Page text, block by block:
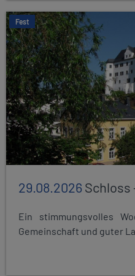
Fest
29.08.2026Schloss
Ein stimmungsvolles
Gemeinschaft und guter